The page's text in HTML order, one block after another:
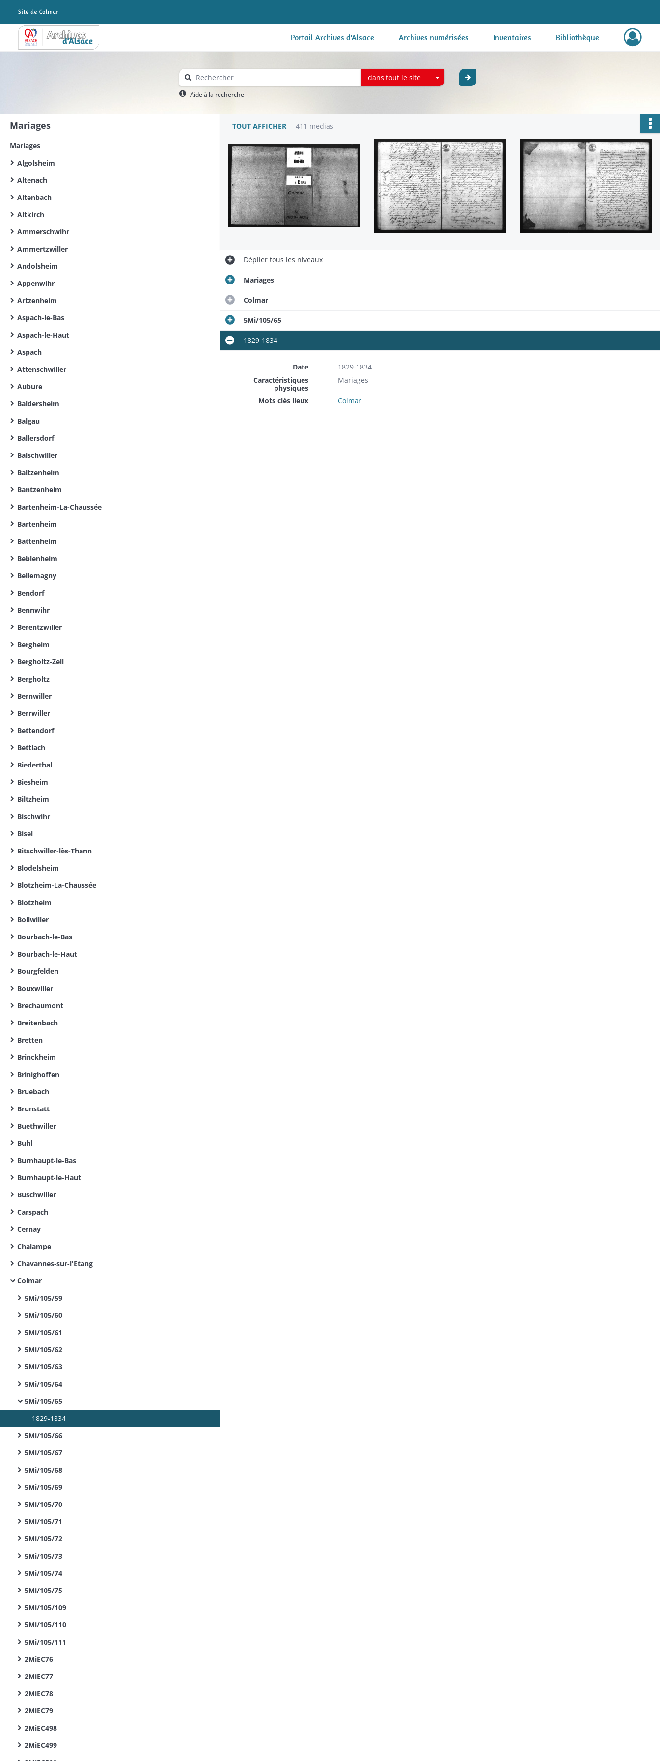
Archives Alsace - Colmar Portail Archives d'Alsace Archives numérisées Inventaires Bibliothèque
dans tout le site
Aide à la recherche
Mariages
Mariages
Algolsheim
Altenach
Altenbach
Altkirch
Ammerschwihr
Ammertzwiller
Andolsheim
Appenwihr
Artzenheim
Aspach-le-Bas
Aspach-le-Haut
Aspach
Attenschwiller
Aubure
Baldersheim
Balgau
Ballersdorf
Balschwiller
Baltzenheim
Bantzenheim
Bartenheim-La-Chaussée
Bartenheim
Battenheim
Beblenheim
Bellemagny
Bendorf
Bennwihr
Berentzwiller
Bergheim
Bergholtz-Zell
Bergholtz
Bernwiller
Berrwiller
Bettendorf
Bettlach
Biederthal
Biesheim
Biltzheim
Bischwihr
Bisel
Bitschwiller-lès-Thann
Blodelsheim
Blotzheim-La-Chaussée
Blotzheim
Bollwiller
Bourbach-le-Bas
Bourbach-le-Haut
Bourgfelden
Bouxwiller
Brechaumont
Breitenbach
Bretten
Brinckheim
Brinighoffen
Bruebach
Brunstatt
Buethwiller
Buhl
Burnhaupt-le-Bas
Burnhaupt-le-Haut
Buschwiller
Carspach
Cernay
Chalampe
Chavannes-sur-l'Etang
Colmar
5Mi/105/59
5Mi/105/60
5Mi/105/61
5Mi/105/62
5Mi/105/63
5Mi/105/64
5Mi/105/65
1829-1834
5Mi/105/66
5Mi/105/67
5Mi/105/68
5Mi/105/69
5Mi/105/70
5Mi/105/71
5Mi/105/72
5Mi/105/73
5Mi/105/74
5Mi/105/75
5Mi/105/109
5Mi/105/110
5Mi/105/111
2MiEC76
2MiEC77
2MiEC78
2MiEC79
2MiEC498
2MiEC499
TOUT AFFICHER 411 medias
Dépliertous les niveaux
Mariages
Colmar
5Mi/105/65
1829-1834
Date
1829-1834
Caractéristiques
physiques
Mariages
Mots clés lieux Colmar